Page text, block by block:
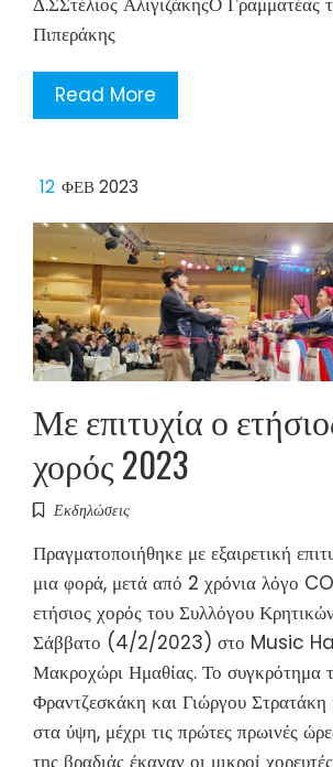
Πιπεράκης
Read More
12 ΦΕΒ 2023
Με επιτυχία ο
χορός 2023
Εκδηλώσεις
Πραγματοποιήθηκε με εξαιρετική
μια φορά, μετά από 2 χρόνια λόγο
ετήσιος χορός του Συλλόγου
Σάββατο (4/2/2023) στο Music Hall
Μακροχώρι Ημαθίας. Το συγκρότημα
Φραντζεσκάκη και Γιώργου Στρατάκη
στα ύψη, μέχρι τις πρώτες πρωινές
της βραδιάς έκαναν οι μικροί